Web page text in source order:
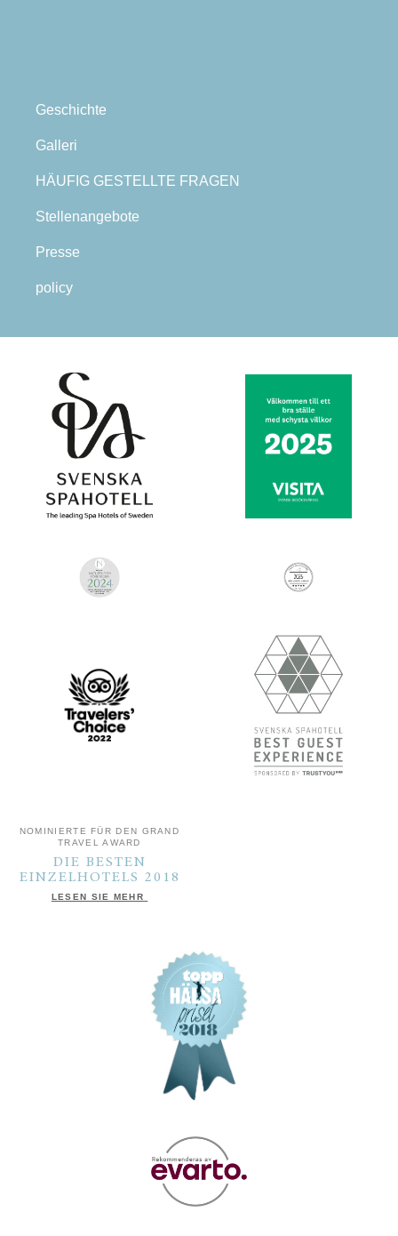
Geschichte
Galleri
HÄUFIG GESTELLTE FRAGEN
Stellenangebote
Presse
policy
NOMINIERTE FÜR DEN GRAND
TRAVEL AWARD
DIE BESTEN
EINZELHOTELS 2018
LESEN SIE MEHR